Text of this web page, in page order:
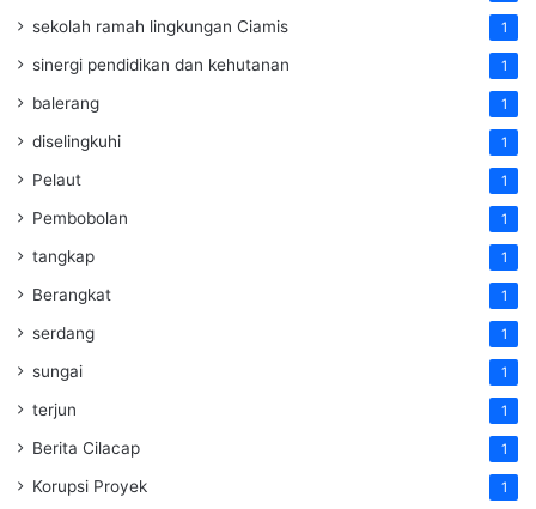
sekolah ramah lingkungan Ciamis 1
sinergi pendidikan dan kehutanan 1
balerang 1
diselingkuhi 1
Pelaut 1
Pembobolan 1
tangkap 1
Berangkat 1
serdang 1
sungai 1
terjun 1
Berita Cilacap 1
Korupsi Proyek 1